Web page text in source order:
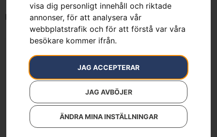
visa dig personligt innehåll och riktade
annonser, för att analysera vår
webbplatstrafik och för att förstå var våra
besökare kommer ifrån.
JAG ACCEPTERAR
JAG AVBÖJER
ÄNDRA MINA INSTÄLLNINGAR
Endast ett sökresultat
Filmall för röjklinga
329kr